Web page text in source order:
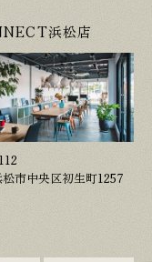
浜松店
市中央区初生町1257